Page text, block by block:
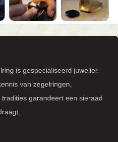
is gespecialiseerd juwelier.
van zegelringen,
garandeert een sieraad